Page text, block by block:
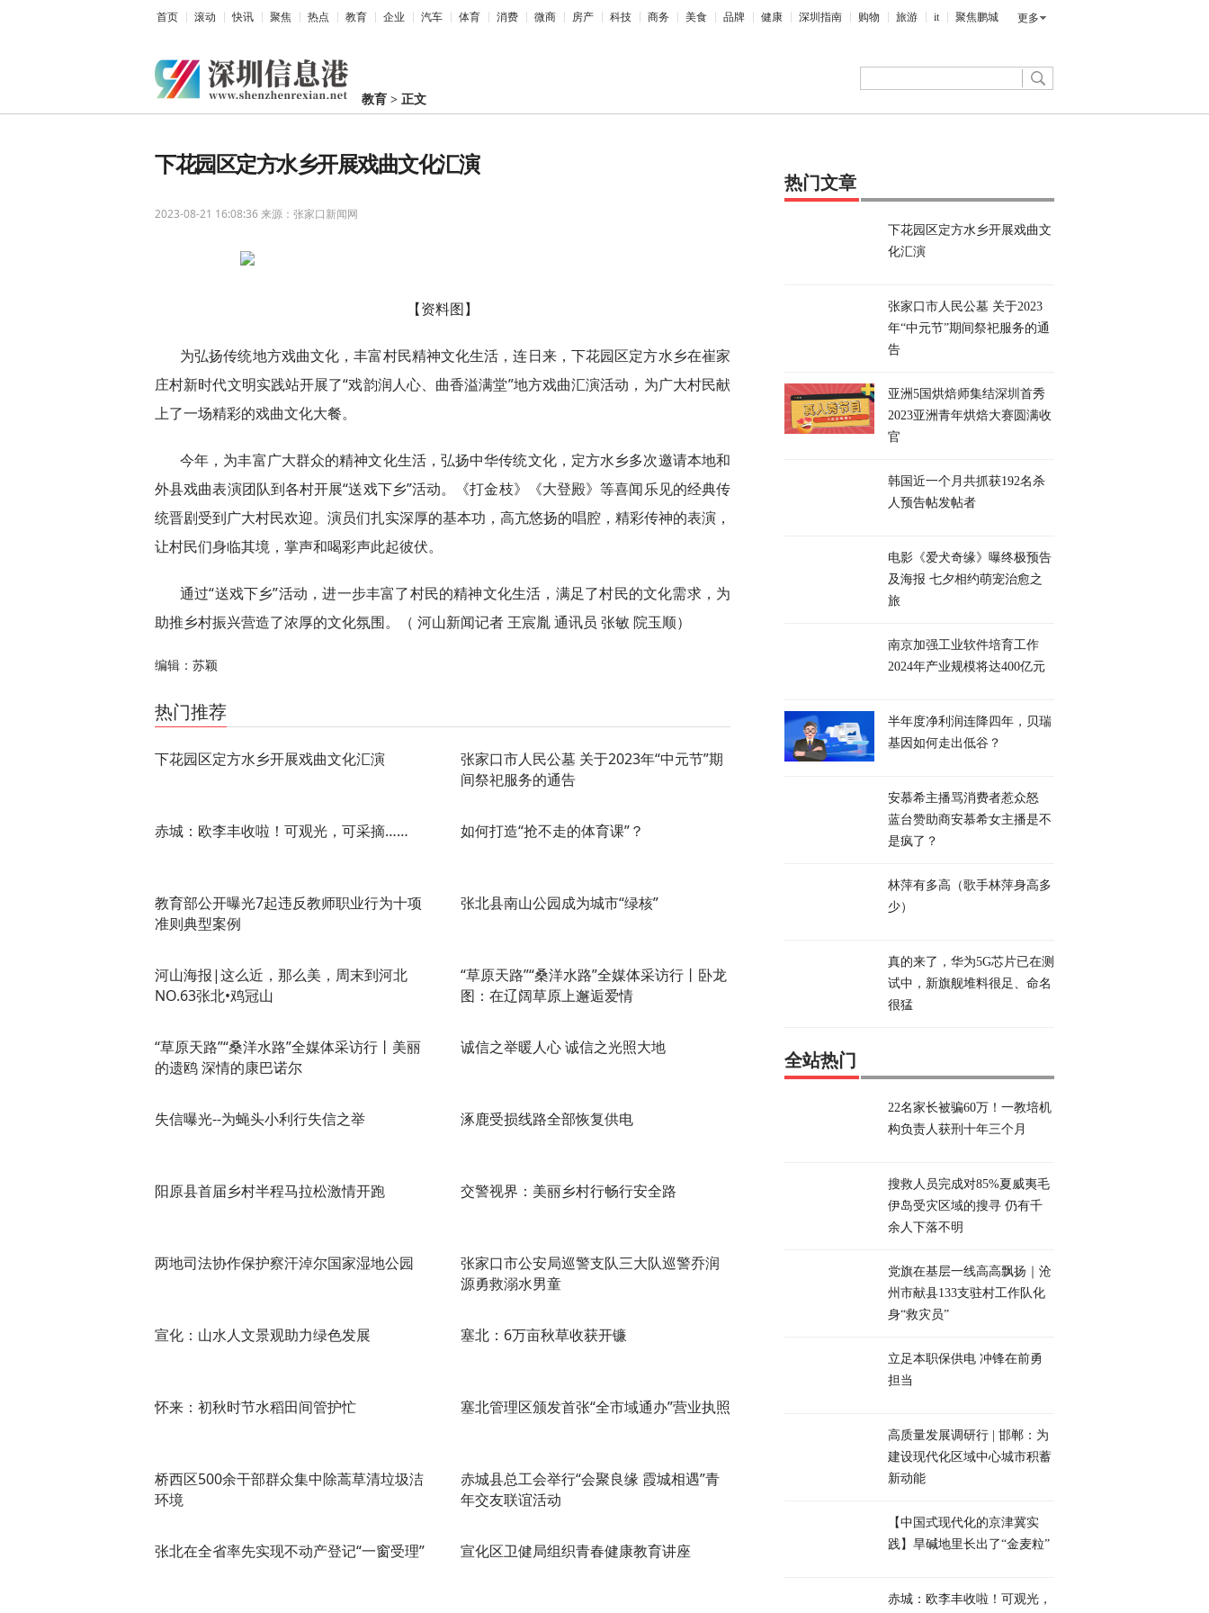
首页 滚动 快讯 聚焦 热点 教育 企业 汽车 体育 消费 微商 房产 科技 商务 美食 品牌 健康 深圳指南 购物 旅游 it 聚焦鹏城 更多
教育 > 正文
下花园区定方水乡开展戏曲文化汇演
2023-08-21 16:08:36来源：张家口新闻网
【资料图】
为弘扬传统地方戏曲文化，丰富村民精神文化生活，连日来，下花园区定方水乡在崔家
庄村新时代文明实践站开展了“戏韵润人心、曲香溢满堂”地方戏曲汇演活动，为广大村民献
上了一场精彩的戏曲文化大餐。
今年，为丰富广大群众的精神文化生活，弘扬中华传统文化，定方水乡多次邀请本地和
外县戏曲表演团队到各村开展“送戏下乡”活动。《打金枝》《大登殿》等喜闻乐见的经典传
统晋剧受到广大村民欢迎。演员们扎实深厚的基本功，高亢悠扬的唱腔，精彩传神的表演，
让村民们身临其境，掌声和喝彩声此起彼伏。
通过“送戏下乡”活动，进一步丰富了村民的精神文化生活，满足了村民的文化需求，为
助推乡村振兴营造了浓厚的文化氛围。（ 河山新闻记者 王宸胤 通讯员 张敏 院玉顺）
编辑：苏颖
热门推荐
下花园区定方水乡开展戏曲文化汇演
张家口市人民公墓 关于2023年“中元节”期
间祭祀服务的通告
赤城：欧李丰收啦！可观光，可采摘…… 如何打造“抢不走的体育课”？
教育部公开曝光7起违反教师职业行为十项
准则典型案例
张北县南山公园成为城市“绿核”
河山海报|这么近，那么美，周末到河北
NO.63张北•鸡冠山
“草原天路”“桑洋水路”全媒体采访行丨卧龙
图：在辽阔草原上邂逅爱情
“草原天路”“桑洋水路”全媒体采访行丨美丽
的遗鸥 深情的康巴诺尔
诚信之举暖人心 诚信之光照大地
失信曝光--为蝇头小利行失信之举 涿鹿受损线路全部恢复供电
阳原县首届乡村半程马拉松激情开跑 交警视界：美丽乡村行畅行安全路
两地司法协作保护察汗淖尔国家湿地公园
张家口市公安局巡警支队三大队巡警乔润
源勇救溺水男童
宣化：山水人文景观助力绿色发展 塞北：6万亩秋草收获开镰
怀来：初秋时节水稻田间管护忙 塞北管理区颁发首张“全市域通办”营业执照
桥西区500余干部群众集中除蒿草清垃圾洁
环境
赤城县总工会举行“会聚良缘 霞城相遇”青
年交友联谊活动
张北在全省率先实现不动产登记“一窗受理” 宣化区卫健局组织青春健康教育讲座
热门文章
下花园区定方水乡开展戏曲文
化汇演
张家口市人民公墓 关于2023
年“中元节”期间祭祀服务的通
告
亚洲5国烘焙师集结深圳首秀
2023亚洲青年烘焙大赛圆满收
官
韩国近一个月共抓获192名杀
人预告帖发帖者
电影《爱犬奇缘》曝终极预告
及海报 七夕相约萌宠治愈之
旅
南京加强工业软件培育工作
2024年产业规模将达400亿元
半年度净利润连降四年，贝瑞
基因如何走出低谷？
安慕希主播骂消费者惹众怒
蓝台赞助商安慕希女主播是不
是疯了？
林萍有多高（歌手林萍身高多
少）
真的来了，华为5G芯片已在测
试中，新旗舰堆料很足、命名
很猛
全站热门
22名家长被骗60万！一教培机
构负责人获刑十年三个月
搜救人员完成对85%夏威夷毛
伊岛受灾区域的搜寻 仍有千
余人下落不明
党旗在基层一线高高飘扬｜沧
州市献县133支驻村工作队化
身“救灾员”
立足本职保供电 冲锋在前勇
担当
高质量发展调研行 | 邯郸：为
建设现代化区域中心城市积蓄
新动能
【中国式现代化的京津冀实
践】旱碱地里长出了“金麦粒”
赤城：欧李丰收啦！可观光，